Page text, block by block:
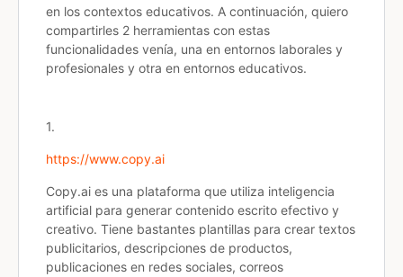
en los contextos educativos. A continuación, quiero
compartirles 2 herramientas con estas
funcionalidades venía, una en entornos laborales y
profesionales y otra en entornos educativos.
1.
https://www.copy.ai
Copy.ai es una plataforma que utiliza inteligencia
artificial para generar contenido escrito efectivo y
creativo. Tiene bastantes plantillas para crear textos
publicitarios, descripciones de productos,
publicaciones en redes sociales, correos